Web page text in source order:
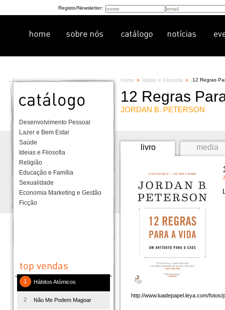
Registo/Newsletter:
Desenvolvimento Pessoal
Lazer e Bem Estar
Saúde
Ideias e Filosofia
Religião
Educação e Família
Sexualidade
Economia Marketing e Gestão
Ficção
1 Hábitos Atómicos
2 Não Me Podem Magoar
home » Ideias e Filosofia » 12 Regras
12 Regras
JORDAN B. PETERSON
livro media
http://www.luadepapel.leya.com/